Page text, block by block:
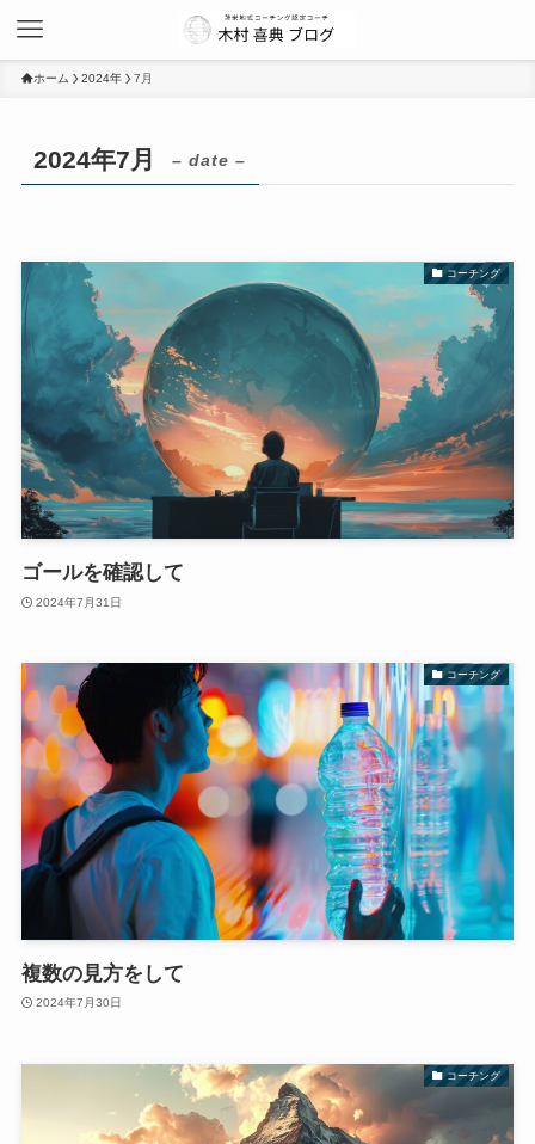
ホーム 2024年 7月
2024年7月 – date –
コーチング
ゴールを確認して
2024年7月31日
コーチング
複数の見方をして
2024年7月30日
コーチング